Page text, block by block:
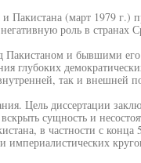
(март 1979 г.)
роль в странах
Пакистаном и бывшими
глубоких
так и внешней
Цель диссертации
сущность и
в частности с конца
империалистических